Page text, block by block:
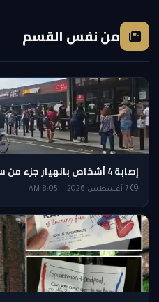
من نفس القسم
إصابة 4 أشخاص بانهيار جزء من سقف سوبرماركت في كوينز